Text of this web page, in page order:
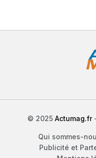
© 2025 Actumag.fr-
Qui sommes-
Publicité et